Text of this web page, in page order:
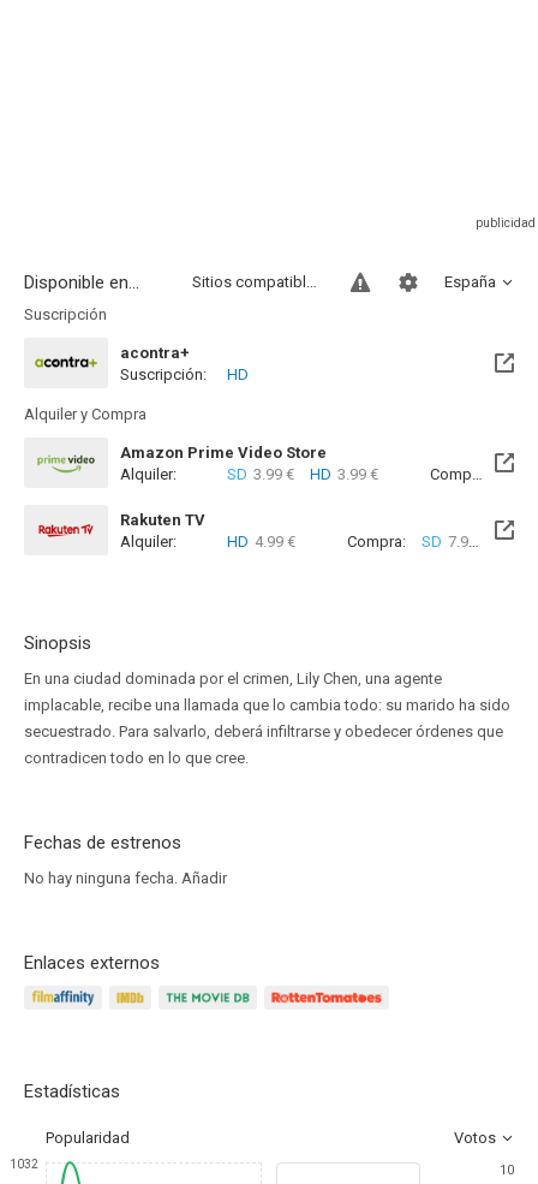
Disponible en... España
Sitios compatibles
Suscripción
acontra+
Suscripción:
HD
Alquiler y Compra
Amazon Prime Video Store
Alquiler:
SD 3.99 € HD 3.99 € Compra: SD
Rakuten TV
Alquiler:
HD 4.99 € Compra: SD 7.99 € HD
Sinopsis
En una ciudad dominada por el crimen, Lily Chen, una agente
implacable, recibe una llamada que lo cambia todo: su marido ha sido
secuestrado. Para salvarlo, deberá infiltrarse y obedecer órdenes que
contradicen todo en lo que cree.
Fechas de estrenos
No hay ninguna fecha. Añadir
Enlaces externos
Estadísticas
Popularidad Votos
1032
10